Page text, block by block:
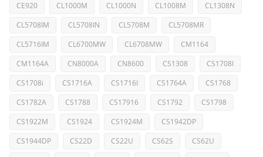
CE920
CL1000M CL1000N CL1008M
CL1308N
CL5708IM
CL5708IN CL5708M
CL5708MR
CL5716IM
CL6700MW CL6708MW
CM1164
CM1164A
CN8000A CN8600 CS1308
CS1708I
CS1708i
CS1716A CS1716I CS1764A
CS1768
CS1782A
CS1788 CS17916 CS1792
CS1798
CS1922M
CS1924 CS1924M
CS1942DP
CS1944DP
CS22D CS22U CS62S
CS62U